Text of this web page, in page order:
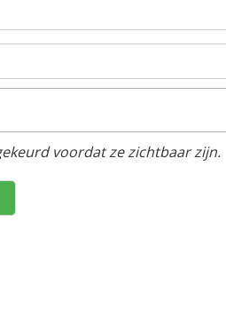
voordat ze zichtbaar zijn.